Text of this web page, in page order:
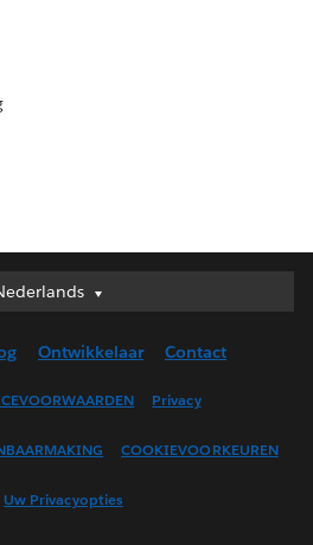
Nederlands
English (UK)
(Canada)
(France)
Ontwikkelaar Contact
Privacy
COOKIEVOORKEUREN
Uw Privacyopties